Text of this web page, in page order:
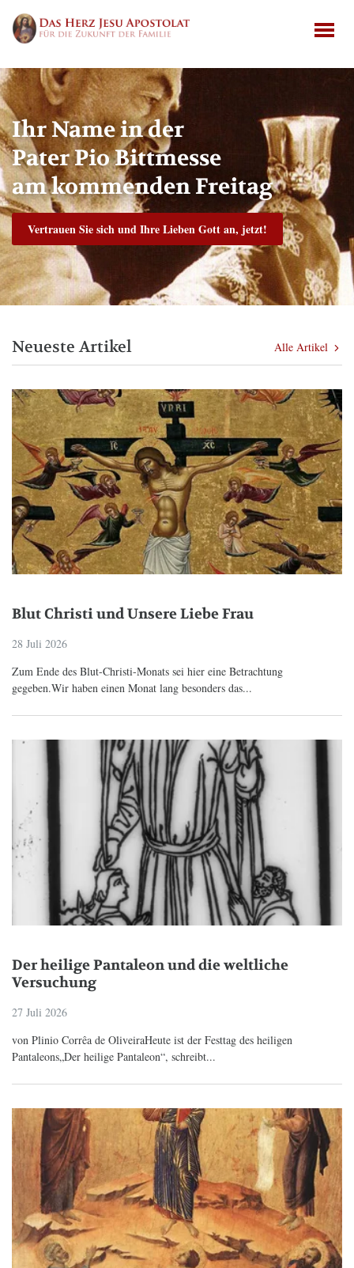
Ihr Name in der
Pater Pio Bittmesse
am kommenden Freitag
Vertrauen Sie sich und Ihre Lieben Gott an, jetzt!
Neueste Artikel Alle Artikel
Blut Christi und Unsere Liebe Frau
28 Juli 2026
Zum Ende des Blut-Christi-Monats sei hier eine Betrachtung
gegeben.Wir haben einen Monat lang besonders das...
Der heilige Pantaleon und die weltliche
Versuchung
27 Juli 2026
von Plinio Corrêa de OliveiraHeute ist der Festtag des heiligen
Pantaleons„Der heilige Pantaleon“, schreibt...